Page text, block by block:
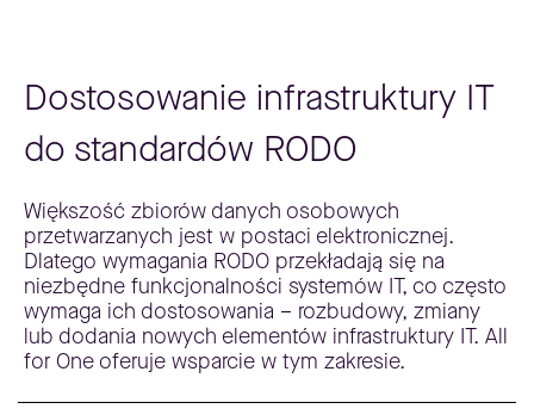
Dostosowanie infrastruktury IT
do standardów RODO
Większość zbiorów danych osobowych
przetwarzanych jest w postaci elektronicznej.
Dlatego wymagania RODO przekładają się na
niezbędne funkcjonalności systemów IT, co często
wymaga ich dostosowania – rozbudowy, zmiany
lub dodania nowych elementów infrastruktury IT. All
for One oferuje wsparcie w tym zakresie.